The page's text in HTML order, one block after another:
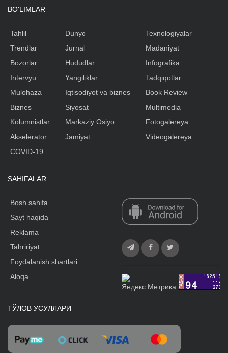
BO'LIMLAR
Tahlil
Trendlar
Bozorlar
Intervyu
Mulohaza
Biznes
Kolumnistlar
Akselerator
Dunyo
Jurnal
Hududlar
Yangiliklar
Iqtisodiyot va biznes
Siyosat
Markaziy Osiyo
Jamiyat
Texnologiyalar
Madaniyat
Infografika
Tadqiqotlar
Book Review
Multimedia
Fotogalereya
Videogalereya
COVID-19
SAHIFALAR
Bosh sahifa
Sayt haqida
Reklama
Tahririyat
Foydalanish shartlari
Aloqa
ТЎЛОВ УСУЛЛАРИ